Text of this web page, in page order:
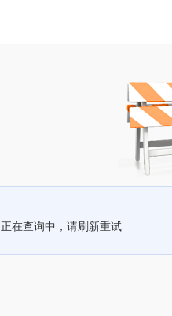
正在查询中，请刷新重试